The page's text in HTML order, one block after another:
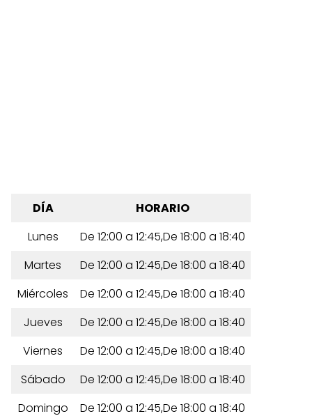
DÍA
HORARIO
Lunes
De 12:00 a 12:45,De 18:00 a 18:40
Martes
De 12:00 a 12:45,De 18:00 a 18:40
Miércoles
De 12:00 a 12:45,De 18:00 a 18:40
Jueves
De 12:00 a 12:45,De 18:00 a 18:40
Viernes
De 12:00 a 12:45,De 18:00 a 18:40
Sábado
De 12:00 a 12:45,De 18:00 a 18:40
Domingo
De 12:00 a 12:45,De 18:00 a 18:40